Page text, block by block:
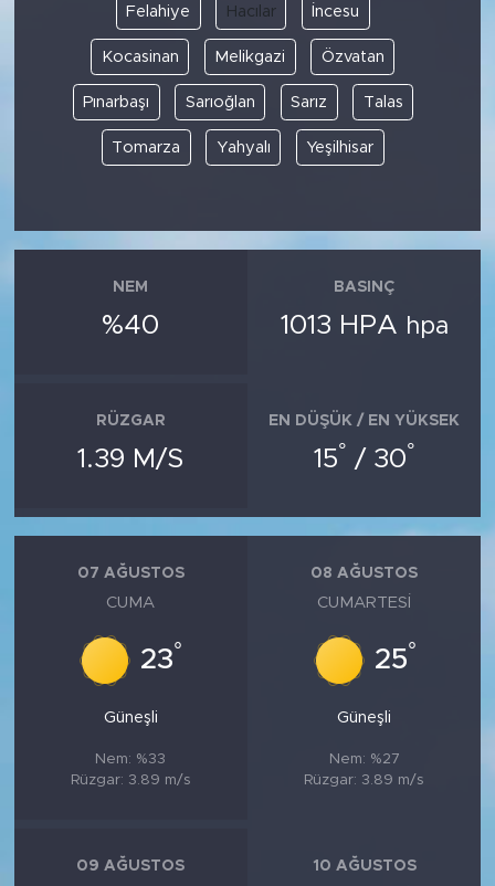
Felahiye Hacılar İncesu
Kocasinan Melikgazi Özvatan
Pınarbaşı Sarıoğlan Sarız Talas
Tomarza Yahyalı Yeşilhisar
NEM
%40
BASINÇ
1013 HPA hpa
RÜZGAR
1.39 M/S
EN DÜŞÜK / EN YÜKSEK
15° / 30°
07 AĞUSTOS
CUMA
23°
Güneşli
Nem: %33
Rüzgar: 3.89 m/s
08 AĞUSTOS
CUMARTESI
25°
Güneşli
Nem: %27
Rüzgar: 3.89 m/s
09 AĞUSTOS 10 AĞUSTOS